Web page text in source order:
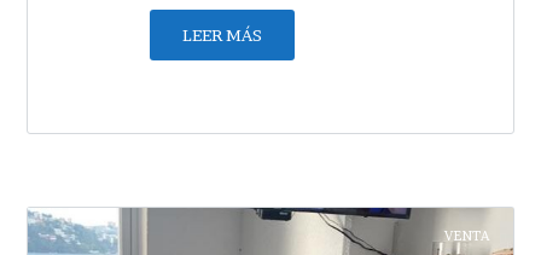
LEER MÁS
VENTA